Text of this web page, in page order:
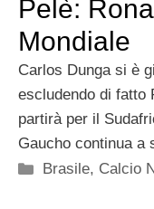
Pelè:
Mondiale
Carlos Dunga si è
escludendo di fatto
partirà per il
Gaucho continua a
Categorie
Brasile, Calcio